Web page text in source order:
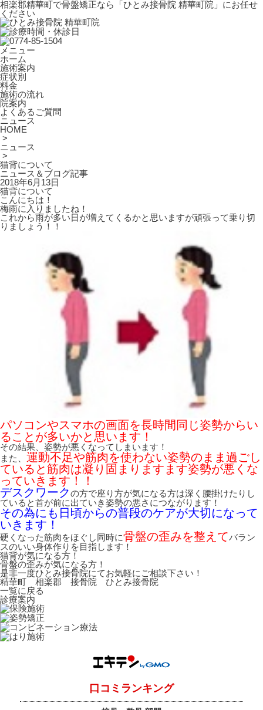
相楽郡精華町で骨盤矯正なら「ひとみ接骨院 精華町院」にお任せ
ください
メニュー
ホーム
施術案内
症状別
料金
施術の流れ
院案内
よくあるご質問
ニュース
HOME
>
ニュース
>
猫背について
ニュース＆ブログ記事
2018年6月13日
猫背について
こんにちは！
梅雨に入りましたね！
これから雨が多い日が増えてくるかと思いますが頑張って乗り切
りましょう！！
パソコンやスマホの画面を長時間同じ姿勢からい
ることが多いかと思います！
その結果、姿勢が悪くなってしまいます！
また、 運動不足や筋肉を使わない姿勢のまま過ごし
ていると筋肉は凝り固まりますます姿勢が悪くな
っていきます！！
デスクワークの方で座り方が気になる方は深く腰掛けたりし
ていると首が前に出ていき姿勢の悪さにつながります！
その為にも日頃からの普段のケアが大切になって
いきます！
硬くなった筋肉をほぐし同時に骨盤の歪みを整えてバラン
スのいい身体作りを目指します！
猫背が気になる方！
骨盤の歪みが気になる方！
是非一度ひとみ接骨院にてお気軽にご相談下さい！
精華町 相楽郡 接骨院 ひとみ接骨院
一覧に戻る
診療案内